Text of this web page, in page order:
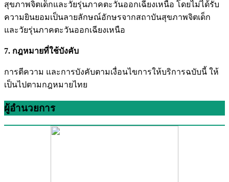
สุขภาพจิตเด็กและวัยรุ่นภาคตะวันออกเฉียงเหนือ โดยไม่ได้รับ
ความยินยอมเป็นลายลักษณ์อักษรจากสถาบันสุขภาพจิตเด็ก
และวัยรุ่นภาคตะวันออกเฉียงเหนือ
7. กฎหมายที่ใช้บังคับ
การตีความ และการบังคับตามเงื่อนไขการให้บริการฉบับนี้ ให้
เป็นไปตามกฎหมายไทย
ผู้อำนวยการ